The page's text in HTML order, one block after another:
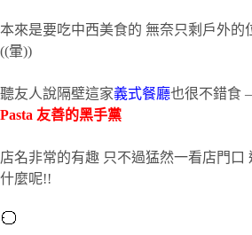
本來是要吃中西美食的 無奈只剩戶外的
((暈))
聽友人說隔壁這家義式餐廳也很不錯食 –
Pasta 友善的黑手黨
店名非常的有趣 只不過猛然一看店門口
什麼呢!!